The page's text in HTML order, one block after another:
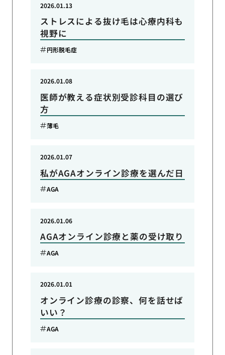
ストレスによる抜け毛は心療内科も
視野に
2026.01.13
円形脱毛症
医師が教える症状別受診科目の選び
方
2026.01.08
薄毛
私がAGAオンライン診療を選んだ日
2026.01.07
AGA
AGAオンライン診療と薬の受け取り
2026.01.06
AGA
オンライン診療の診察、何を話せば
いい？
2026.01.01
AGA